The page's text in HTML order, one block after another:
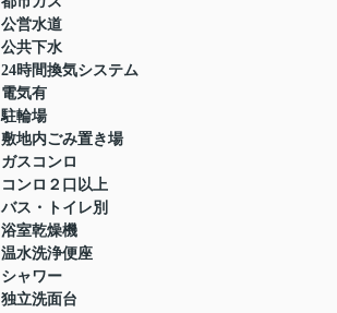
公営水道
公共下水
24時間換気システム
電気有
駐輪場
敷地内ごみ置き場
ガスコンロ
コンロ２口以上
バス・トイレ別
浴室乾燥機
温水洗浄便座
シャワー
独立洗面台